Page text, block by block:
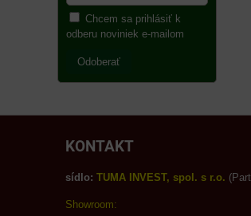
Chcem sa prihlásiť k
odberu noviniek e-mailom
Odoberať
KONTAKT
sídlo: TUMA INVEST, spol. s r.o.
Showroom: